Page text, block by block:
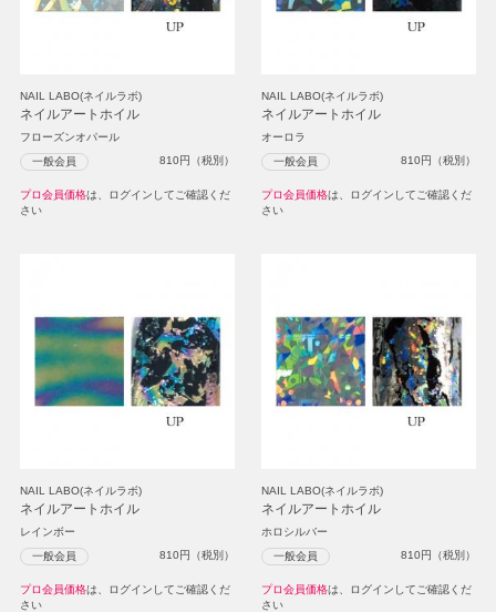
NAIL LABO(ネイルラボ)
ネイルアートホイル
フローズンオパール
一般会員 810円（税別）
プロ会員価格は、ログインしてご確認くだ
さい
NAIL LABO(ネイルラボ)
ネイルアートホイル
オーロラ
一般会員 810円（税別）
プロ会員価格は、ログインしてご確認くだ
さい
NAIL LABO(ネイルラボ)
ネイルアートホイル
レインボー
一般会員 810円（税別）
プロ会員価格は、ログインしてご確認くだ
さい
NAIL LABO(ネイルラボ)
ネイルアートホイル
ホロシルバー
一般会員 810円（税別）
プロ会員価格は、ログインしてご確認くだ
さい